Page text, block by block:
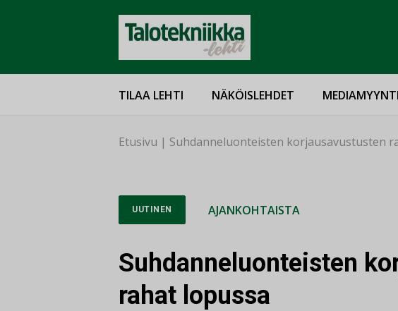
TILAA LEHTI NÄKÖISLEHDET MEDIAMYYNTI
Etusivu | Suhdanneluonteisten korjausavustusten
UUTINEN AJANKOHTAISTA
Suhdanneluonteisten
rahat lopussa